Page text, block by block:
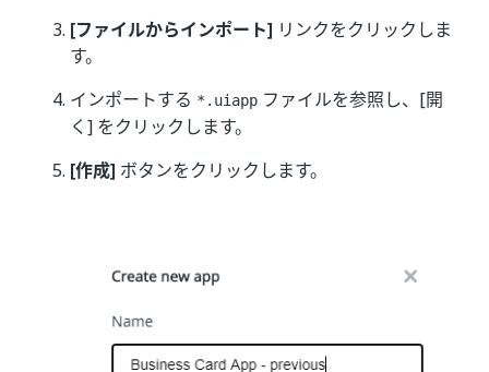
[ファイルからインポート] リンクをクリックしま
す。
インポートする *.uiapp ファイルを参照し、[開
く] をクリックします。
[作成] ボタンをクリックします。